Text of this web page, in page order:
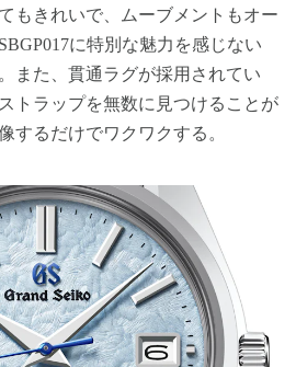
もきれいで、ムーブメントもオー
に特別な魅力を感じない
また、貫通ラグが採用されてい
トラップを無数に見つけることが
するだけでワクワクする。